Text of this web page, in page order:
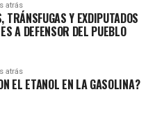
atrás
TRÁNSFUGAS Y EXDIPUTADOS
A DEFENSOR DEL PUEBLO
atrás
EL ETANOL EN LA GASOLINA?